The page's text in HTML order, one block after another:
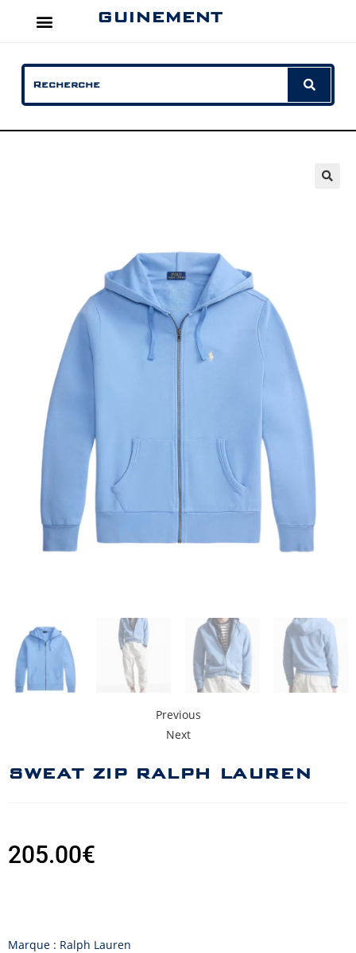
GUINEMENT
Previous
Next
SWEAT ZIP RALPH LAUREN
205.00€
Marque : Ralph Lauren